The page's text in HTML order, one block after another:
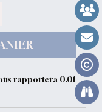
rapportera 0.01